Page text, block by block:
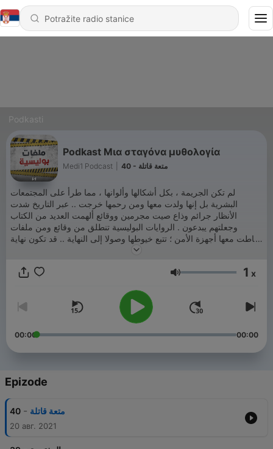
Podkasti
Podkast Μια σταγόνα μυθολογία
Medi1 Podcast 40 - متعة قاتلة
لم تكن الجريمة ، بكل أشكالها وألوانها ، مما طرأ على المجتمعات
البشرية بل إنها ولدت معها ومن رحمها خرجت .. عبر التاريخ شدت
الأنظار جرائم وذاع صيت مجرمين ووقائع ألهمت العديد من الكتاب
وجعلتهم يبدعون . الروايات البوليسية تنطلق من وقائع ومن ملفات
تعاطت معها أجهزة الأمن ؛ تتبع خيوطها وصولا إلى النهاية .. قد تكون نهاية
Jačina zvuka 1 x
00:00 00:00
Epizode
40 - متعة قاتلة
20 авг. 2021